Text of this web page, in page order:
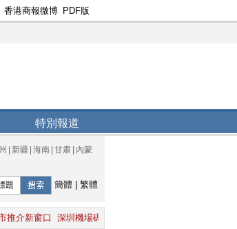
特別報道
新疆 海南 甘肅 內蒙
題 簡體 繁體
窗口 深圳機場碼頭開通首條公交線路